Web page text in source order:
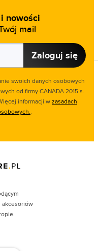
nowości
mail
Zaloguj się
swoich danych osobowych
od firmy CANADA 2015 s.
informacji wzasadach
.
akcesoriów